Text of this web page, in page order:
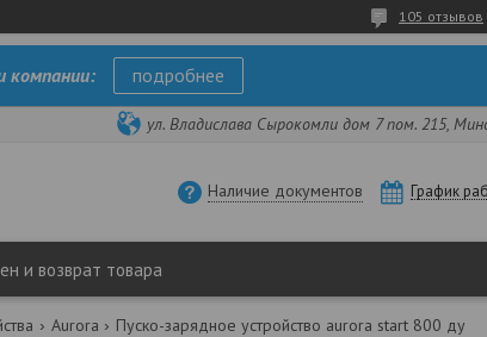
105 отзывов
компании: подробнее
ул. Владислава Сырокомли дом 7 пом. 215,
Наличие документов График
и возврат товара
Aurora Пуско-зарядное устройство aurora start 800 ду